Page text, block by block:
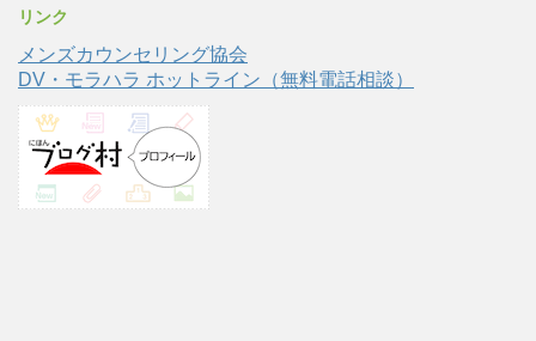
リンク
メンズカウンセリング協会
DV・モラハラ ホットライン（無料電話相談）